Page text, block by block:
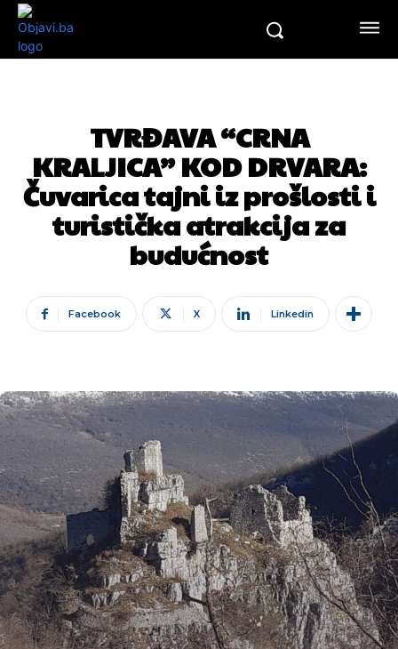
TVRĐAVA “CRNA
KRALJICA” KOD DRVARA:
Čuvarica tajni iz prošlosti i
turistička atrakcija za
budućnost
Facebook X Linkedin